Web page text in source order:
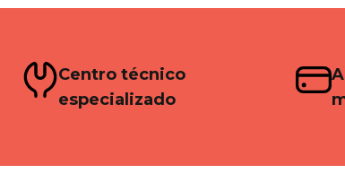
Centro técnico
especializado